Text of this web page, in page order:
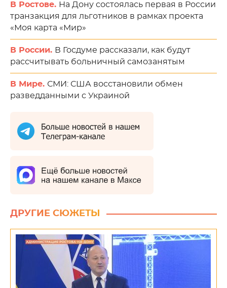
В Ростове. На Дону состоялась первая в России
транзакция для льготников в рамках проекта
«Моя карта «Мир»
В России. В Госдуме рассказали, как будут
рассчитывать больничный самозанятым
В Мире. СМИ: США восстановили обмен
разведданными с Украиной
ДРУГИЕ СЮЖЕТЫ